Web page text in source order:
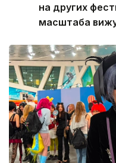
на других
масштаба